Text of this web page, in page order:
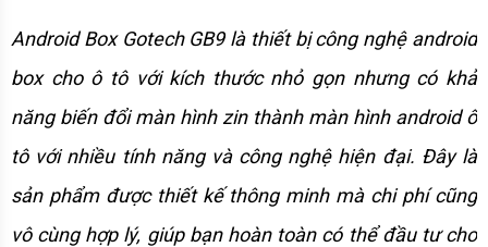
Android Box Gotech GB9 là thiết bị công nghệ android
box cho ô tô với kích thước nhỏ gọn nhưng có khả
năng biến đổi màn hình zin thành màn hình android ô
tô với nhiều tính năng và công nghệ hiện đại. Đây là
sản phẩm được thiết kế thông minh mà chi phí cũng
vô cùng hợp lý, giúp bạn hoàn toàn có thể đầu tư cho